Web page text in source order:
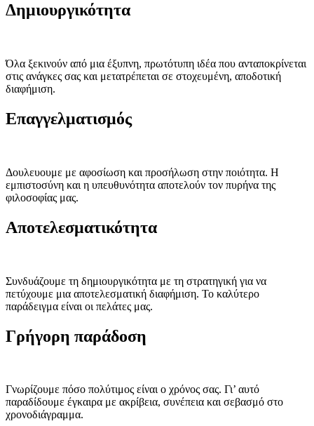
Δημιουργικότητα
Όλα ξεκινούν από μια έξυπνη, πρωτότυπη ιδέα που ανταποκρίνεται
στις ανάγκες σας και μετατρέπεται σε στοχευμένη, αποδοτική
διαφήμιση.
Επαγγελματισμός
Δουλευουμε με αφοσίωση και προσήλωση στην ποιότητα. Η
εμπιστοσύνη και η υπευθυνότητα αποτελούν τον πυρήνα της
φιλοσοφίας μας.
Αποτελεσματικότητα
Συνδυάζουμε τη δημιουργικότητα με τη στρατηγική για να
πετύχουμε μια αποτελεσματική διαφήμιση. Το καλύτερο
παράδειγμα είναι οι πελάτες μας.
Γρήγορη παράδοση
Γνωρίζουμε πόσο πολύτιμος είναι ο χρόνος σας. Γι’ αυτό
παραδίδουμε έγκαιρα με ακρίβεια, συνέπεια και σεβασμό στο
χρονοδιάγραμμα.